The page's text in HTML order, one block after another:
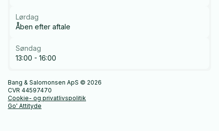
Lørdag
Åben efter aftale
Søndag
13:00 - 16:00
Bang & Salomonsen ApS © 2026
CVR 44597470
Cookie- og privatlivspolitik
Go' Attityde